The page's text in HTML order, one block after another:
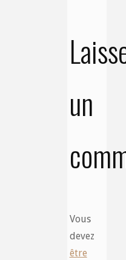
un
Vous
devez
être